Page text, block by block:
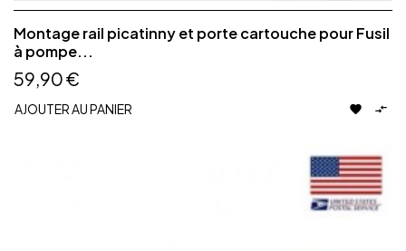
Montage rail picatinny et porte cartouche pour Fusil
à pompe...
59,90 €
AJOUTER AU PANIER  